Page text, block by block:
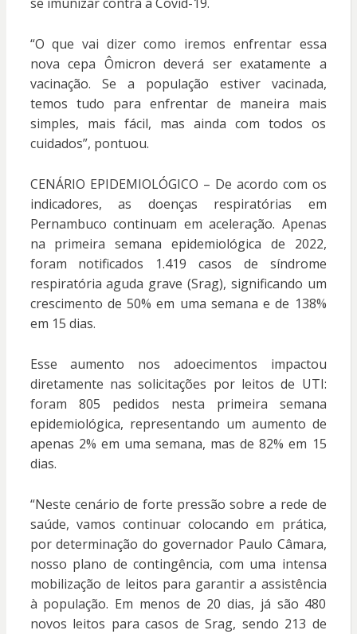
“O que vai dizer como iremos enfrentar essa
nova cepa Ômicron deverá ser exatamente a
vacinação. Se a população estiver vacinada,
temos tudo para enfrentar de maneira mais
simples, mais fácil, mas ainda com todos os
cuidados”, pontuou.
CENÁRIO EPIDEMIOLÓGICO – De acordo com os
indicadores, as doenças respiratórias em
Pernambuco continuam em aceleração. Apenas
na primeira semana epidemiológica de 2022,
foram notificados 1.419 casos de síndrome
respiratória aguda grave (Srag), significando um
crescimento de 50% em uma semana e de 138%
em 15 dias.
Esse aumento nos adoecimentos impactou
diretamente nas solicitações por leitos de UTI:
foram 805 pedidos nesta primeira semana
epidemiológica, representando um aumento de
apenas 2% em uma semana, mas de 82% em 15
dias.
“Neste cenário de forte pressão sobre a rede de
saúde, vamos continuar colocando em prática,
por determinação do governador Paulo Câmara,
nosso plano de contingência, com uma intensa
mobilização de leitos para garantir a assistência
à população. Em menos de 20 dias, já são 480
novos leitos para casos de Srag, sendo 213 de